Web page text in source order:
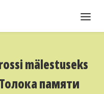
mälestuseks
памяти